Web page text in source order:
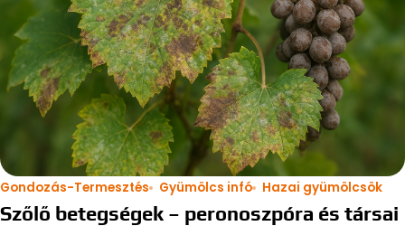
Gondozás-Termesztés Gyümölcs infó Hazai gyümölcsök
Szőlő betegségek – peronoszpóra és társai